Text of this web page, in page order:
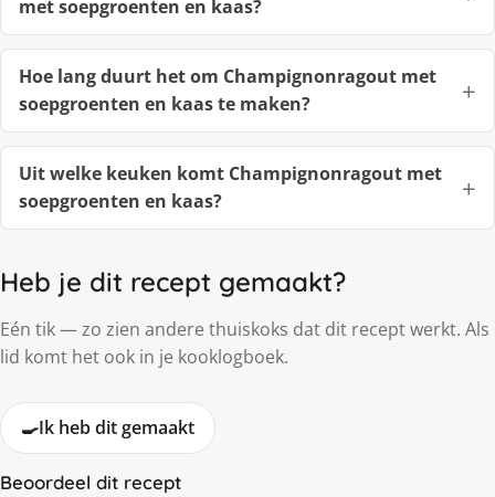
met soepgroenten en kaas?
Hoe lang duurt het om Champignonragout met
soepgroenten en kaas te maken?
Uit welke keuken komt Champignonragout met
soepgroenten en kaas?
Heb je dit recept gemaakt?
Eén tik — zo zien andere thuiskoks dat dit recept werkt. Als
lid komt het ook in je kooklogboek.
🍳Ik heb dit gemaakt
Beoordeel dit recept